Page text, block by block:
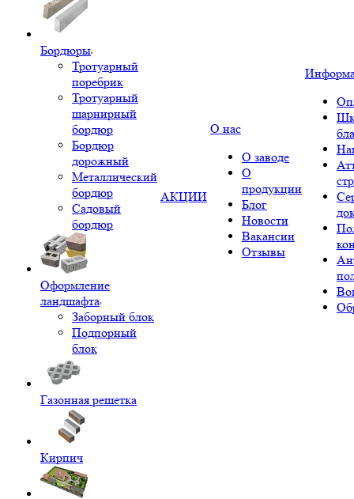
Бордюры
Тротуарный
поребрик
Тротуарный
шарнирный
бордюр
Бордюр
дорожный
Металлический
бордюр
Садовый
бордюр
Оформление
ландшафта
Заборный блок
Подпорный
блок
Газонная решетка
Кирпич
АКЦИИ
О нас
О заводе
О
продукции
Блог
Новости
Вакансии
Отзывы